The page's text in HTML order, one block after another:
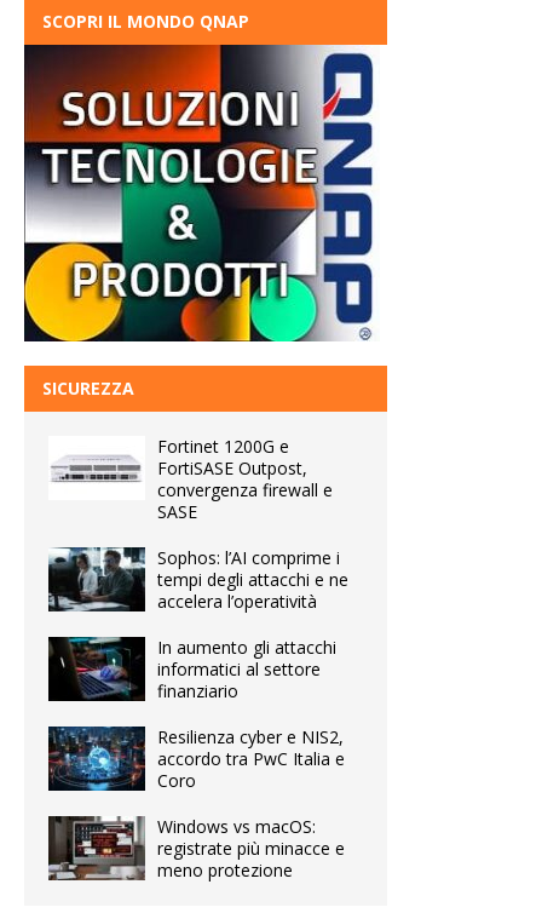
SCOPRI IL MONDO QNAP
SICUREZZA
Fortinet 1200G e
FortiSASE Outpost,
convergenza firewall e
SASE
Sophos: l’AI comprime i
tempi degli attacchi e ne
accelera l’operatività
In aumento gli attacchi
informatici al settore
finanziario
Resilienza cyber e NIS2,
accordo tra PwC Italia e
Coro
Windows vs macOS:
registrate più minacce e
meno protezione